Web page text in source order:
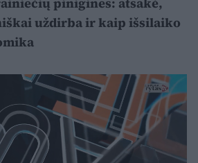
uždirba ir kaip išsilaiko